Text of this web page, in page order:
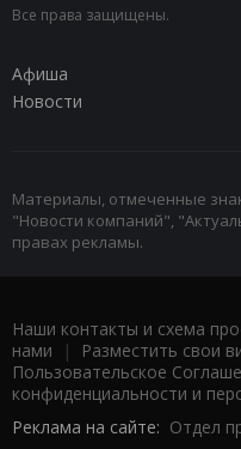
Все права защищены.
Афиша
Новости
Материалы, отмеченные
"Новости компаний",
правах рекламы.
Наши контакты и схема
нами | Разместить свои
Пользовательское
конфиденциальности и
Реклама на сайте: Отдел